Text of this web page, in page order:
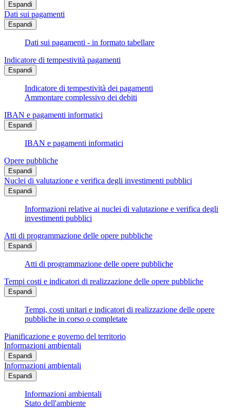
Espandi
Dati sui pagamenti
Espandi
Dati sui pagamenti - in formato tabellare
Indicatore di tempestività pagamenti
Espandi
Indicatore di tempestività dei pagamenti
Ammontare complessivo dei debiti
IBAN e pagamenti informatici
Espandi
IBAN e pagamenti informatici
Opere pubbliche
Espandi
Nuclei di valutazione e verifica degli investimenti pubblici
Espandi
Informazioni relative ai nuclei di valutazione e verifica degli
investimenti pubblici
Atti di programmazione delle opere pubbliche
Espandi
Atti di programmazione delle opere pubbliche
Tempi costi e indicatori di realizzazione delle opere pubbliche
Espandi
Tempi, costi unitari e indicatori di realizzazione delle opere
pubbliche in corso o completate
Pianificazione e governo del territorio
Informazioni ambientali
Espandi
Informazioni ambientali
Espandi
Informazioni ambientali
Stato dell'ambiente